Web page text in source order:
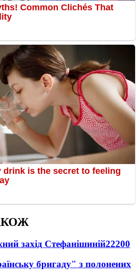
захід Стефанішиній22200
бригаду" з полонених